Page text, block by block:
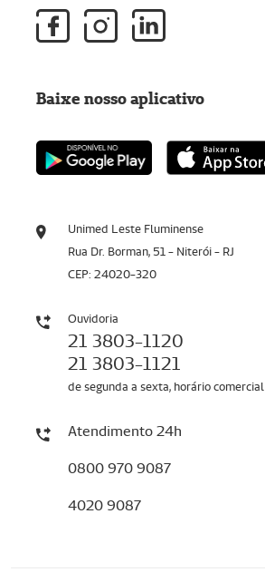
Unimed Leste Fluminense
Rua Dr. Borman, 51 - Niterói - RJ
CEP: 24020-320
Ouvidoria
21 3803-1120
21 3803-1121
de segunda a sexta, horário comercial
Atendimento 24h
0800 970 9087
4020 9087
Baixe nosso aplicativo